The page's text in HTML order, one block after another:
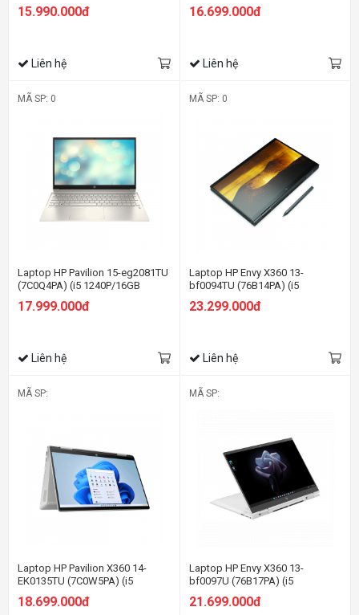
FHD/Win11/Vàng)
15.990.000đ
Liên hệ
FHD/Win11/Bạc)
16.699.000đ
Liên hệ
MÃ SP: 0
Laptop HP Pavilion 15-eg2081TU
(7C0Q4PA) (i5 1240P/16GB
RAM/512GB SSD/15.6
FHD/Win11/Vàng)
17.999.000đ
Liên hệ
MÃ SP: 0
Laptop HP Envy X360 13-
bf0094TU (76B14PA) (i5
1230U/16GB RAM/512GB
SSD/13.3 QHD Cảm
23.299.000đ
Liên hệ
MÃ SP:
Laptop HP Pavilion X360 14-
EK0135TU (7C0W5PA) (i5
FHD Cảm ứng/Bút/Win11/Bạc)
18.699.000đ
MÃ SP:
Laptop HP Envy X360 13-
bf0097U (76B17PA) (i5
SSD/13.3 QHD Cảm
21.699.000đ